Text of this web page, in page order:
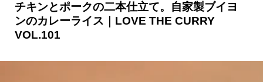
カレーが好き
京都おやつクラブ
チキンとポークの二本仕立て。自家製ブイヨ
ンのカレーライス｜LOVE THE CURRY
VOL.101